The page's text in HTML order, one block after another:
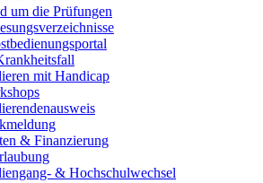
um die Prüfungen
mit Handicap
& Finanzierung
& Hochschulwechsel